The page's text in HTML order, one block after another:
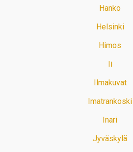
Hanko
Helsinki
Himos
Ii
Ilmakuvat
Imatrankoski
Inari
Jyväskylä